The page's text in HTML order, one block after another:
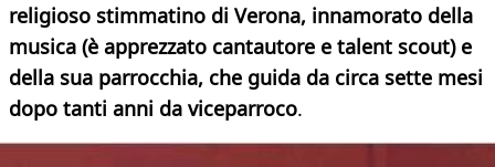
religioso stimmatino di Verona, innamorato della
musica (è apprezzato cantautore e talent scout) e
della sua parrocchia, che guida da circa sette mesi
dopo tanti anni da viceparroco.